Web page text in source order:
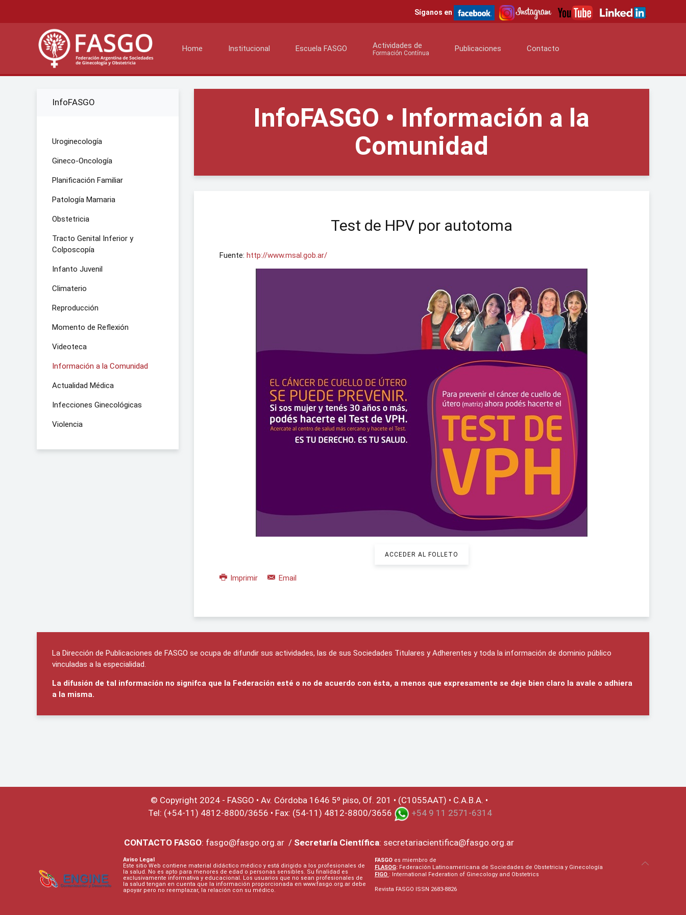
Síganos en
Home Institucional Escuela FASGO Actividades de
Formación Contínua Publicaciones Contacto
InfoFASGO • Información a la
Comunidad
Test de HPV por autotoma
Fuente: http://www.msal.gob.ar/
ACCEDER AL FOLLETO
Imprimir Email
InfoFASGO
Uroginecología
Gineco-Oncología
Planificación Familiar
Patología Mamaria
Obstetricia
Tracto Genital Inferior y
Colposcopía
Infanto Juvenil
Climaterio
Reproducción
Momento de Reflexión
Videoteca
Información a la Comunidad
Actualidad Médica
Infecciones Ginecológicas
Violencia
La Dirección de Publicaciones de FASGO se ocupa de difundir sus actividades, las de sus Sociedades Titulares y Adherentes y toda la información de dominio público
vinculadas a la especialidad.
La difusión de tal información no signifca que la Federación esté o no de acuerdo con ésta, a menos que expresamente se deje bien claro la avale o adhiera
a la misma.
© Copyright 2024 - FASGO • Av. Córdoba 1646 5º piso, Of. 201 • (C1055AAT) • C.A.B.A. •
Tel: (+54-11) 4812-8800/3656 • Fax: (54-11) 4812-8800/3656
+54 9 11 2571-6314
CONTACTO FASGO: fasgo@fasgo.org.ar / Secretaría Científica: secretariacientifica@fasgo.org.ar
Aviso Legal
Este sitio Web contiene material didáctico médico y está dirigido a los profesionales de
la salud. No es apto para menores de edad o personas sensibles. Su finalidad es
exclusivamente informativa y educacional. Los usuarios que no sean profesionales de
la salud tengan en cuenta que la información proporcionada en www.fasgo.org.ar debe
apoyar pero no reemplazar, la relación con su médico.
FASGO es miembro de
FLASOG: Federación Latinoamericana de Sociedades de Obstetricia y Ginecología
FIGO : International Federation of Ginecology and Obstetrics
Revista FASGO ISSN 2683-8826